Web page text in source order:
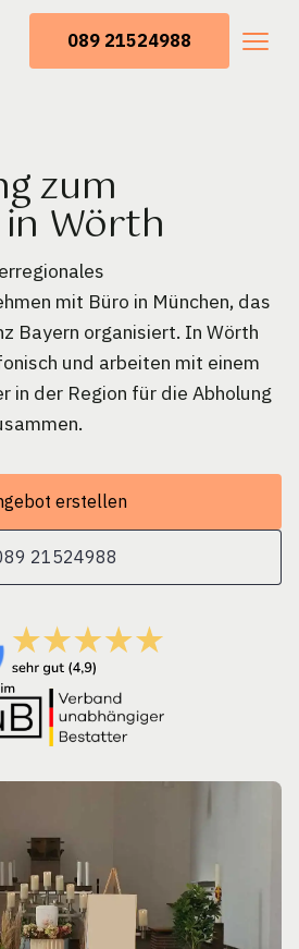
089 21524988
zum
Wörth
mit Büro in München, das
Bayern organisiert. In Wörth
und arbeiten mit einem
in der Region für die Abholung
erstellen
21524988